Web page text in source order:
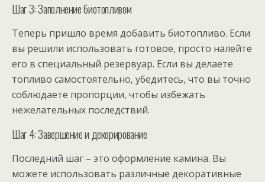
Шаг 3: Заполнение биотопливом
Теперь пришло время добавить биотопливо. Если
вы решили использовать готовое, просто налейте
его в специальный резервуар. Если вы делаете
топливо самостоятельно, убедитесь, что вы точно
соблюдаете пропорции, чтобы избежать
нежелательных последствий.
Шаг 4: Завершение и декорирование
Последний шаг – это оформление камина. Вы
можете использовать различные декоративные